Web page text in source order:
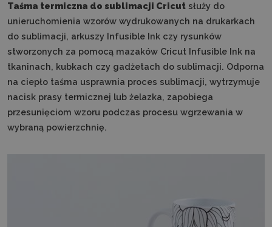
Taśma termiczna do sublimacji Cricut służy do
unieruchomienia wzorów wydrukowanych na drukarkach
do sublimacji, arkuszy Infusible Ink czy rysunków
stworzonych za pomocą mazaków Cricut Infusible Ink na
tkaninach, kubkach czy gadżetach do sublimacji. Odporna
na ciepło taśma usprawnia proces sublimacji, wytrzymuje
nacisk prasy termicznej lub żelazka, zapobiega
przesunięciom wzoru podczas procesu wgrzewania w
wybraną powierzchnię.